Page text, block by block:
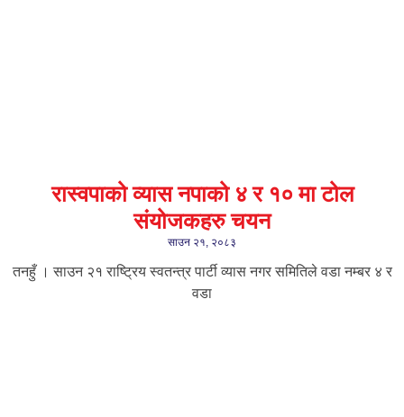
रास्वपाको व्यास नपाको ४ र १० मा टोल
संयोजकहरु चयन
साउन २१, २०८३
तनहुँ । साउन २१ राष्ट्रिय स्वतन्त्र पार्टी व्यास नगर समितिले वडा नम्बर ४ र
वडा